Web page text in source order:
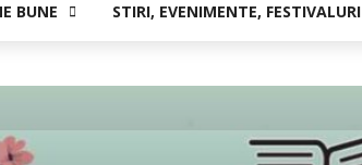
BUNE STIRI, EVENIMENTE, FESTIVALURI